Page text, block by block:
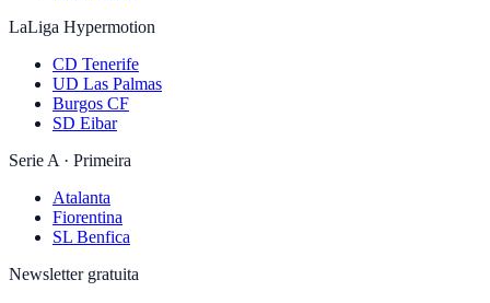
LaLiga Hypermotion
CD Tenerife
UD Las Palmas
Burgos CF
SD Eibar
Serie A · Primeira
Atalanta
Fiorentina
SL Benfica
Newsletter gratuita